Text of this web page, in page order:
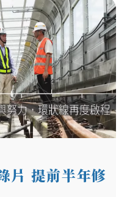
片 提前半年修